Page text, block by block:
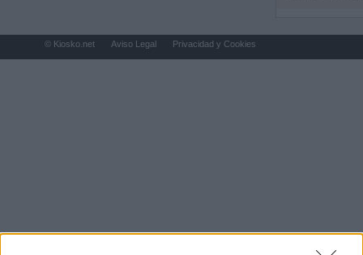
© Kiosko.net Aviso Legal Privacidad y Cookies